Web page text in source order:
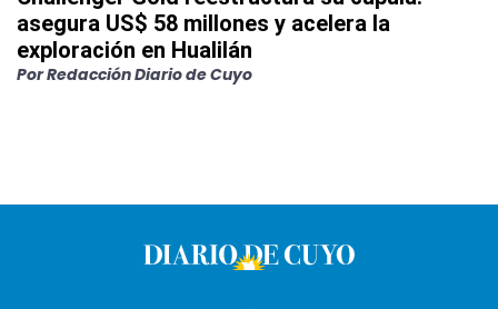
asegura US$ 58 millones y acelera la
exploración en Hualilán
PorRedacción Diario de Cuyo